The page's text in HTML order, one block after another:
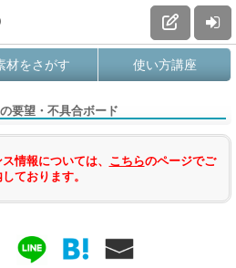
材をさがす 使い方講座
要望・不具合ボード
情報については、 こちらのページでご
ております。